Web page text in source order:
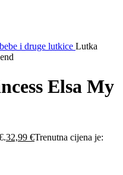
i druge lutkice Lutka
Elsa My
32,99 €Trenutna cijena je: